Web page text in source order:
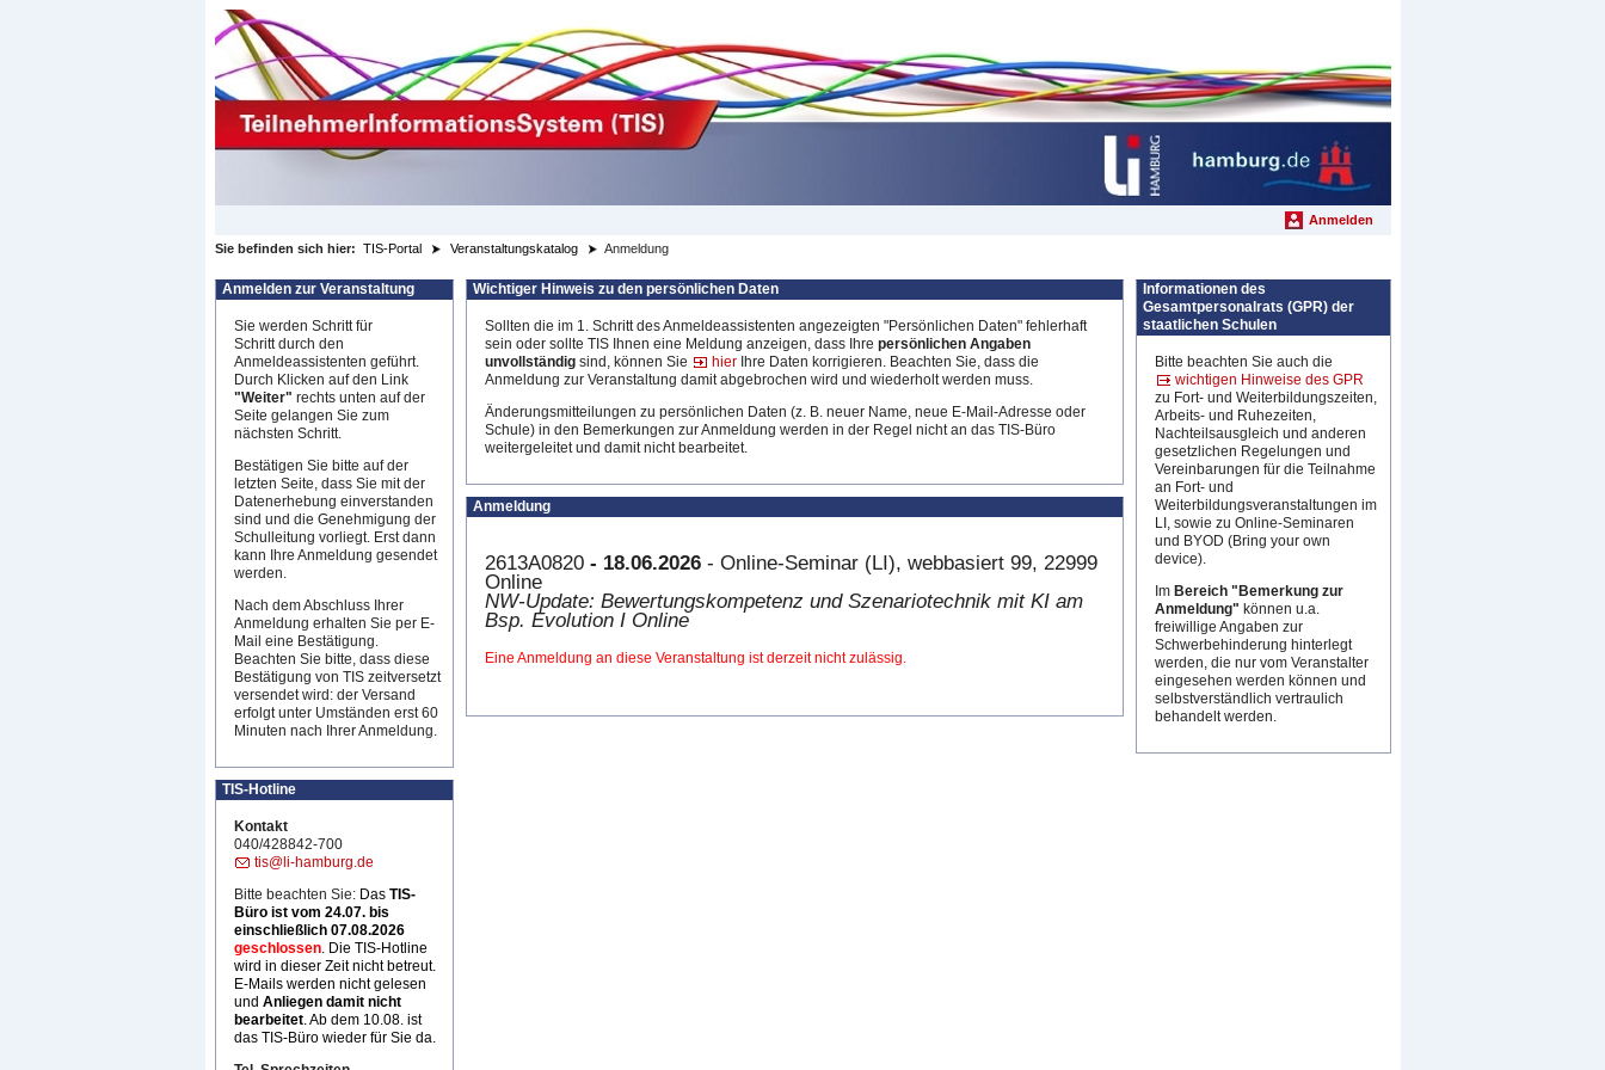
Anmelden
Sie befinden sich hier: TIS-Portal Veranstaltungskatalog Anmeldung
Anmelden zur Veranstaltung
Sie werden Schritt für
Schritt durch den
Anmeldeassistenten geführt.
Durch Klicken auf den Link
"Weiter" rechts unten auf der
Seite gelangen Sie zum
nächsten Schritt.
Bestätigen Sie bitte auf der
letzten Seite, dass Sie mit der
Datenerhebung einverstanden
sind und die Genehmigung der
Schulleitung vorliegt. Erst dann
kann Ihre Anmeldung gesendet
werden.
Nach dem Abschluss Ihrer
Anmeldung erhalten Sie per E-
Mail eine Bestätigung.
Beachten Sie bitte, dass diese
Bestätigung von TIS zeitversetzt
versendet wird: der Versand
erfolgt unter Umständen erst 60
Minuten nach Ihrer Anmeldung.
TIS-Hotline
Kontakt
040/428842-700
tis@li-hamburg.de
Bitte beachten Sie: Das TIS-
Büro ist vom 24.07. bis
einschließlich 07.08.2026
geschlossen. Die TIS-Hotline
wird in dieser Zeit nicht betreut.
E-Mails werden nicht gelesen
und Anliegen damit nicht
bearbeitet. Ab dem 10.08. ist
das TIS-Büro wieder für Sie da.
Wichtiger Hinweis zu den persönlichen Daten
Sollten die im 1. Schritt des Anmeldeassistenten angezeigten "Persönlichen Daten" fehlerhaft
sein oder sollte TIS Ihnen eine Meldung anzeigen, dass Ihre persönlichen Angaben
unvollständigsind, können Sie hierIhre Daten korrigieren. Beachten Sie, dass die
Anmeldung zur Veranstaltung damit abgebrochen wird und wiederholt werden muss.
Änderungsmitteilungen zu persönlichen Daten (z. B. neuer Name, neue E-Mail-Adresse oder
Schule) in den Bemerkungen zur Anmeldung werden in der Regel nicht an das TIS-Büro
weitergeleitet und damit nicht bearbeitet.
Anmeldung
2613A0820 - 18.06.2026 - Online-Seminar (LI), webbasiert 99, 22999
Online
NW-Update: Bewertungskompetenz und Szenariotechnik mit KI am
Bsp. Evolution I Online
Eine Anmeldung an diese Veranstaltung ist derzeit nicht zulässig.
Informationen des
Gesamtpersonalrats (GPR) der
staatlichen Schulen
Bitte beachten Sie auch die
wichtigen Hinweise des GPR
zu Fort- und Weiterbildungszeiten,
Arbeits- und Ruhezeiten,
Nachteilsausgleich und anderen
gesetzlichen Regelungen und
Vereinbarungen für die Teilnahme
an Fort- und
Weiterbildungsveranstaltungen im
LI, sowie zu Online-Seminaren
und BYOD (Bring your own
device).
Im Bereich "Bemerkung zur
Anmeldung" können u.a.
freiwillige Angaben zur
Schwerbehinderung hinterlegt
werden, die nur vom Veranstalter
eingesehen werden können und
selbstverständlich vertraulich
behandelt werden.